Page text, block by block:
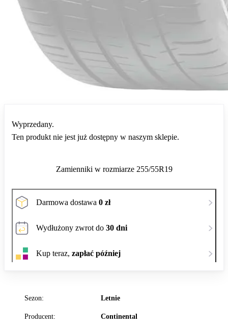
Sezon: Letnie
Producent: Continental
Wyprzedany.
Ten produkt nie jest już dostępny w naszym sklepie.
Zamienniki w rozmiarze 255/55R19
Darmowa dostawa 0 zł
Wydłużony zwrot do 30 dni
Kup teraz, zapłać później